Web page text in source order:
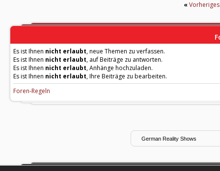
«
Es ist Ihnen nicht erlaubt, neue Themen zu verfassen.
Es ist Ihnen nicht erlaubt, auf Beiträge zu antworten.
Es ist Ihnen nicht erlaubt, Anhänge hochzuladen.
Es ist Ihnen nicht erlaubt, Ihre Beiträge zu bearbeiten.
Foren-Regeln